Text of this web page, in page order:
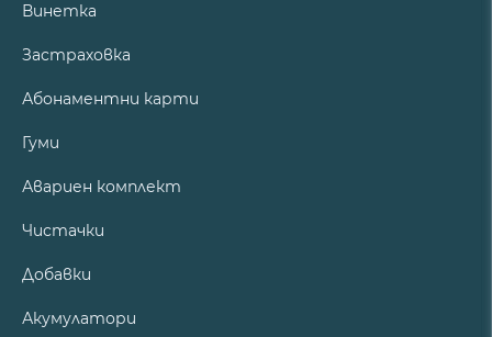
Винетка
Застраховка
Абонаментни карти
Гуми
Авариен комплект
Чистачки
Добавки
Акумулатори